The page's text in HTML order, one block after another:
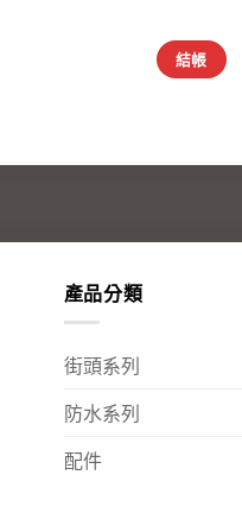
結帳
產品分類
街頭系列
防水系列
配件